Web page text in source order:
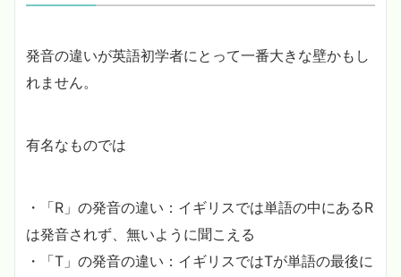
発音の違いが英語初学者にとって一番大きな壁かもし
れません。
有名なものでは
・「R」の発音の違い：イギリスでは単語の中にあるR
は発音されず、無いように聞こえる
・「T」の発音の違い：イギリスではTが単語の最後に